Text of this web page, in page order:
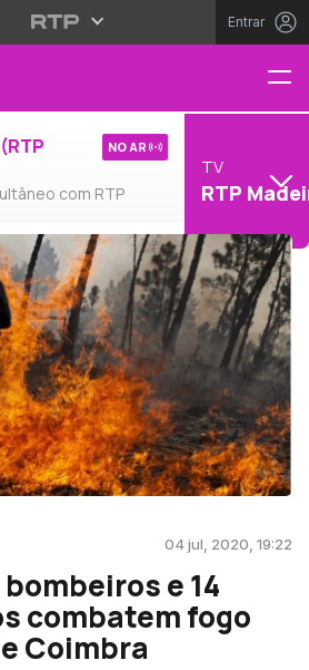
Entrar
com RTP
NO AR
TV
RTP
04 jul, 2020, 19:22
e 14
combatem fogo
Coimbra